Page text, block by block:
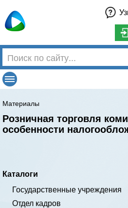
Материалы
Розничная торговля
особенности
Каталоги
Государственные учреждения
Отдел кадров